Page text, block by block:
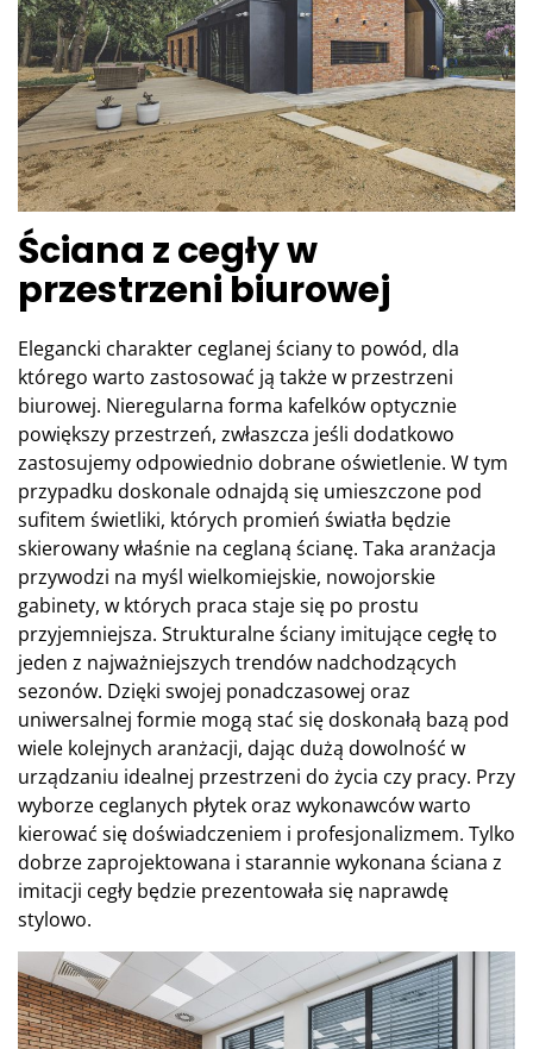
Ściana z cegły w
przestrzeni biurowej
Elegancki charakter ceglanej ściany to powód, dla
którego warto zastosować ją także w przestrzeni
biurowej. Nieregularna forma kafelków optycznie
powiększy przestrzeń, zwłaszcza jeśli dodatkowo
zastosujemy odpowiednio dobrane oświetlenie. W tym
przypadku doskonale odnajdą się umieszczone pod
sufitem świetliki, których promień światła będzie
skierowany właśnie na ceglaną ścianę. Taka aranżacja
przywodzi na myśl wielkomiejskie, nowojorskie
gabinety, w których praca staje się po prostu
przyjemniejsza. Strukturalne ściany imitujące cegłę to
jeden z najważniejszych trendów nadchodzących
sezonów. Dzięki swojej ponadczasowej oraz
uniwersalnej formie mogą stać się doskonałą bazą pod
wiele kolejnych aranżacji, dając dużą dowolność w
urządzaniu idealnej przestrzeni do życia czy pracy. Przy
wyborze ceglanych płytek oraz wykonawców warto
kierować się doświadczeniem i profesjonalizmem. Tylko
dobrze zaprojektowana i starannie wykonana ściana z
imitacji cegły będzie prezentowała się naprawdę
stylowo.